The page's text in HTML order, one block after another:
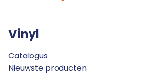
Vinyl
Catalogus
Nieuwste producten